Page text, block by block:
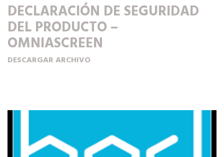
DECLARACIÓN DE SEGURIDAD
DEL PRODUCTO –
OMNIASCREEN
DESCARGAR ARCHIVO